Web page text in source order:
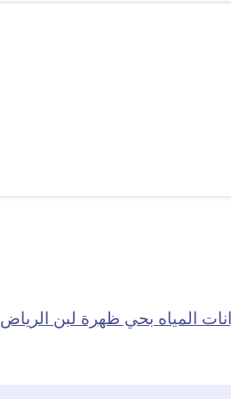
المياه بحي ظهرة لبن الرياض